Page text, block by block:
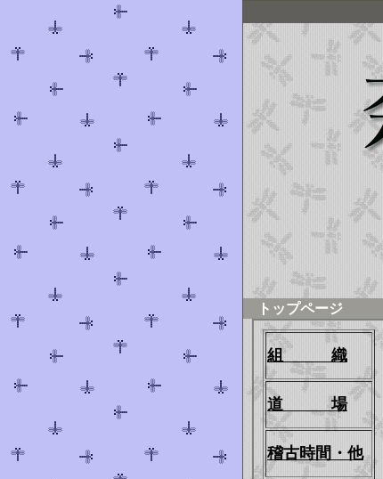
トップページ
組 織
道 場
稽古時間 ・他